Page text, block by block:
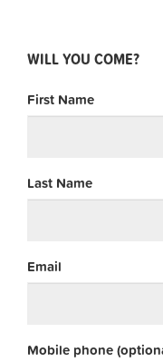
WILL YOU COME?
First Name
Last Name
Email
Mobile phone